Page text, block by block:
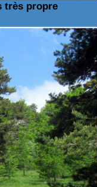
très propre